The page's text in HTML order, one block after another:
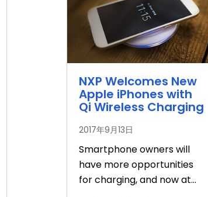
NXP Welcomes New
Apple iPhones with
Qi Wireless Charging
2017年9月13日
Smartphone owners will
have more opportunities
for charging, and now at